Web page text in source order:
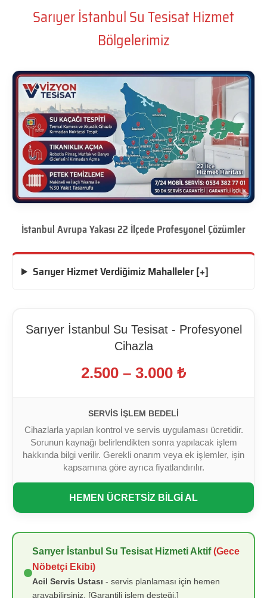
Sarıyer İstanbul Su Tesisat Hizmet
Bölgelerimiz
İstanbul Avrupa Yakası 22 İlçede Profesyonel Çözümler
Sarıyer Hizmet Verdiğimiz Mahalleler [+]
Sarıyer İstanbul Su Tesisat - Profesyonel
Cihazla
2.500 – 3.000 ₺
SERVIS İŞLEM BEDELI
Cihazlarla yapılan kontrol ve servis uygulaması ücretidir.
Sorunun kaynağı belirlendikten sonra yapılacak işlem
hakkında bilgi verilir. Gerekli onarım veya ek işlemler, işin
kapsamına göre ayrıca fiyatlandırılır.
HEMEN ÜCRETSİZ BİLGİ AL
Sarıyer İstanbul Su Tesisat Hizmeti Aktif(Gece
Nöbetçi Ekibi)
Acil Servis Ustası - servis planlaması için hemen
arayabilirsiniz. [Garantili işlem desteği.]